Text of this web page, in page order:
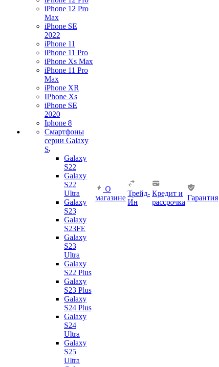
iPhone 12 Pro
Max
iPhone SE
2022
iPhone 11
iPhone 11 Pro
iPhone Xs Max
iPhone 11 Pro
Max
iPhone XR
IPhone Xs
iPhone SE
2020
Iphone 8
Смартфоны
серии Galaxy
S
Galaxy
S22
Galaxy
S22
Ultra
Galaxy
S23
Galaxy
S23FE
Galaxy
S23
Ultra
Galaxy
S22 Plus
Galaxy
S23 Plus
Galaxy
S24 Plus
Galaxy
S24
Ultra
Galaxy
S25
Ultra
О
магазине
Трейд-
Ин
Кредит и
рассрочка
Гарантия